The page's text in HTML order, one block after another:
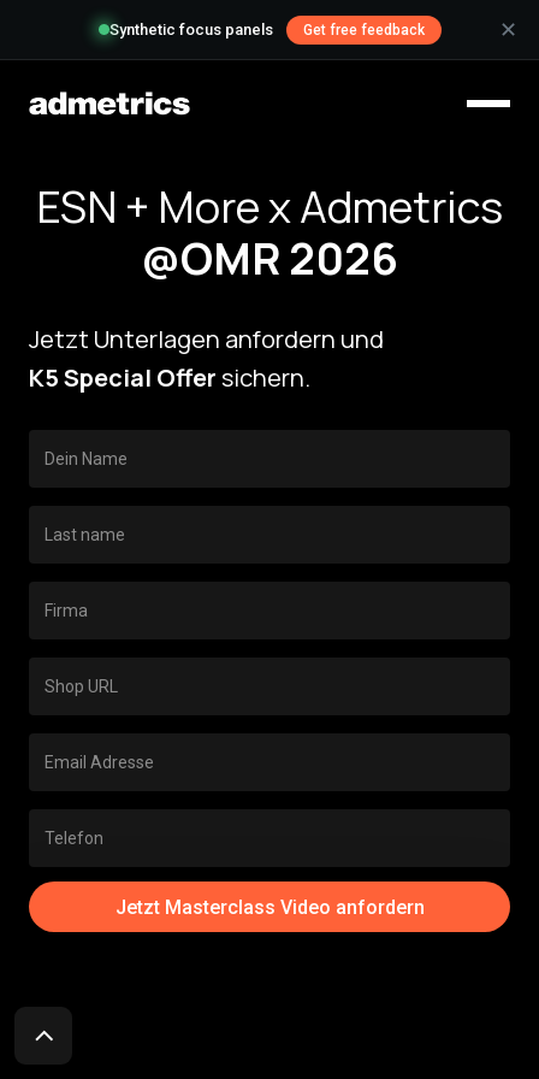
Synthetic focus panels Get free feedback ✕
ESN + More x Admetrics
@OMR 2026
Jetzt Unterlagen anfordern und
K5 Special Offersichern.